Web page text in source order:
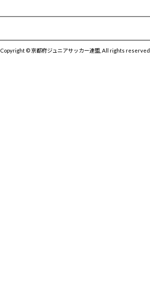
Copyright © 京都府ジュニアサッカー連盟, All rights reserved.